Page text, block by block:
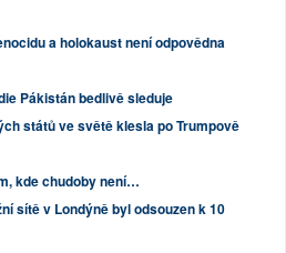
a holokaust není odpovědna
Pákistán bedlivě sleduje
států ve světě klesla po Trumpově
kde chudoby není…
sítě v Londýně byl odsouzen k 10